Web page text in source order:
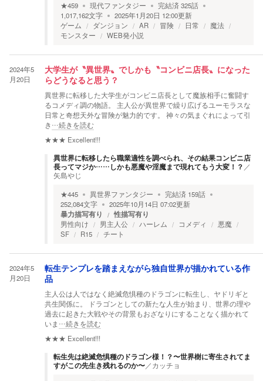
★459 現代ファンタジー 完結済325話
1,017,162文字 2025年1月20日 12:00更新
ゲーム
ダンジョン AR 冒険 日常
魔法
モンスター
WEB発小説
2024年5
月20日
大学生が〝異世界〟でしかも〝コンビニ店長〟になった
らどうなると思う？
異世界に転移した大学生がコンビニ店長として魔族相手に奮闘す
るコメディ調の物語。 主人公が異世界で繰り広げるユーモラスな
日常と奇想天外な冒険が魅力的です。 神々の気まぐれによって引
き…続きを読む
★★★ Excellent!!!
異世界に転移したら職業適性を調べられ、その結果コンビニ店
長ってマジか……しかも悪魔や淫魔まで現れてもう大変！？ ／
矢島やじ
★445 異世界ファンタジー 完結済 159話
252,084文字 2025年10月14日 07:02更新
暴力描写有り 性描写有り
男性向け 男主人公 ハーレム コメディ
悪魔
SF
R15 チート
2024年5
月20日
転生テンプレを踏まえながら独自世界が描かれている作
品
主人公は人ではなく絶滅危惧種のドラゴンに転生し、ヤドリギと
共生関係に。 ドラゴンとしての新たな人生が始まり、世界の理や
過去に起きた大戦やその背景もおざなりにすることなく描かれて
いま …続きを読む
★★★ Excellent!!!
転生先は絶滅危惧種のドラゴン様！？〜世界樹に寄生されてま
すがこの先生き残れるのか〜／カッチョ